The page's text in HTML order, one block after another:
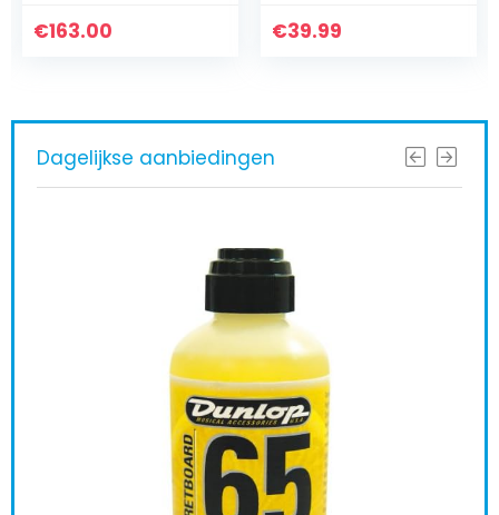
€163.00 €39.99
Dagelijkse aanbiedingen